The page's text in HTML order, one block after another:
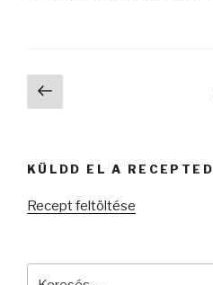
Posts
pagination
Előző
oldal
KÜLDD EL A RECEPTED
Recept feltöltése